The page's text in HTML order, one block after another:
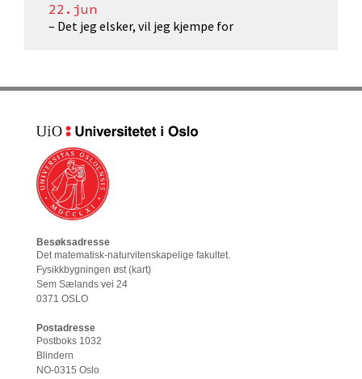
22.jun
– Det jeg elsker, vil jeg kjempe for
Besøksadresse
Det matematisk-naturvitenskapelige fakultet.
Fysikkbygningen øst (kart)
Sem Sælands vei 24
0371 OSLO
Postadresse
Postboks 1032
Blindern
NO-0315 Oslo